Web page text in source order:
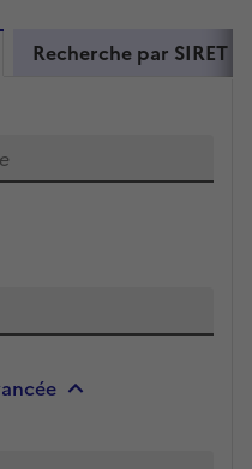
Recherche par SIRET /